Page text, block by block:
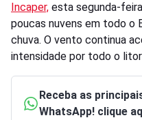
Incaper, esta segunda-
poucas nuvens em todo o
chuva. O vento continua
intensidade por todo o
Receba as
WhatsApp! clique